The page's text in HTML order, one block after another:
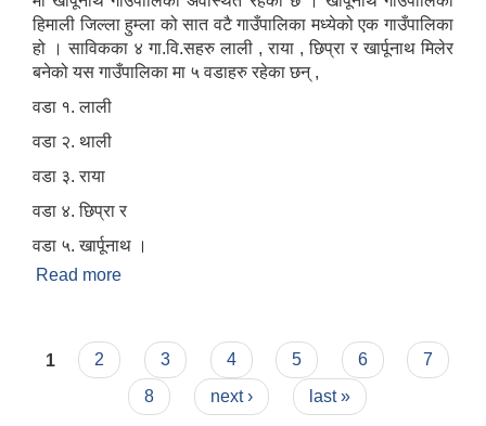
हिमाली जिल्ला हुम्ला को सात वटै गाउँपालिका मध्येको एक गाउँपालिका
हो । साविकका ४ गा.वि.सहरु लाली , राया , छिप्रा र खार्पूनाथ मिलेर
बनेको यस गाउँपालिका मा ५ वडाहरु रहेका छन् ,
वडा १. लाली
वडा २. थाली
वडा ३. राया
वडा ४. छिप्रा र
वडा ५. खार्पूनाथ ।
Read more
Pages
1 2 3 4 5 6
7
8
next › last »